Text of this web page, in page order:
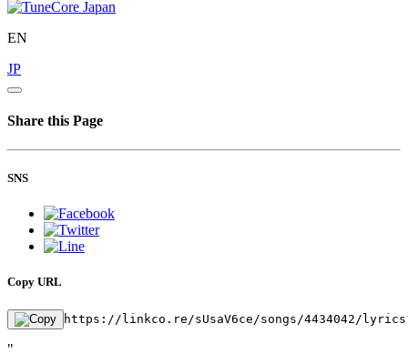
EN
JP
Share this Page
SNS
Copy URL
https://linkco.re/sUsaV6ce/songs/4434042/
"